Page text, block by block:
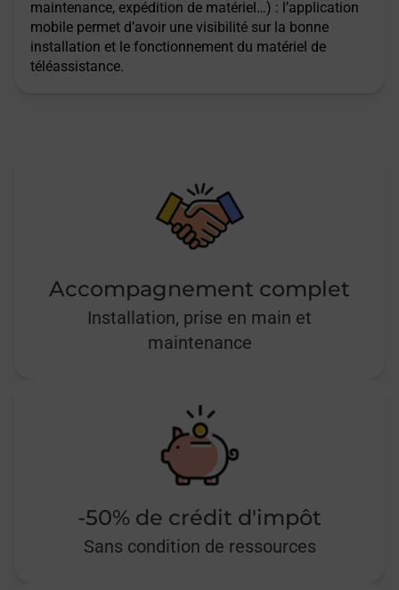
maintenance, expédition de matériel…) : l’application
mobile permet d’avoir une visibilité sur la bonne
installation et le fonctionnement du matériel de
téléassistance.
Accompagnement complet
Installation, prise en main et
maintenance
-50% de crédit d'impôt
Sans condition de ressources